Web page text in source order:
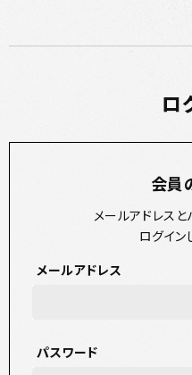
ロ
会員
メールアドレス
ログイン
メールアドレス
パスワード